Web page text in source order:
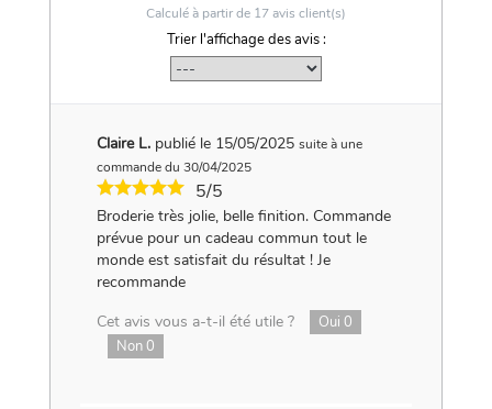
Calculé à partir de 17 avis client(s)
Trier l'affichage des avis :
Claire L. publié le 15/05/2025 suite à une
commande du 30/04/2025
5/5
Broderie très jolie, belle finition. Commande
prévue pour un cadeau commun tout le
monde est satisfait du résultat ! Je
recommande
Cet avis vous a-t-il été utile ?
Oui 0
Non0